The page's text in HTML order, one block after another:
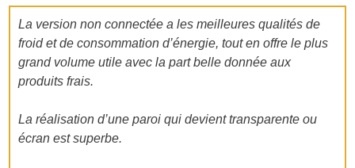
La version non connectée a les meilleures qualités de
froid et de consommation d’énergie, tout en offre le plus
grand volume utile avec la part belle donnée aux
produits frais.
La réalisation d’une paroi qui devient transparente ou
écran est superbe.